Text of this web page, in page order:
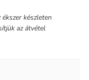
készleten
az átvétel